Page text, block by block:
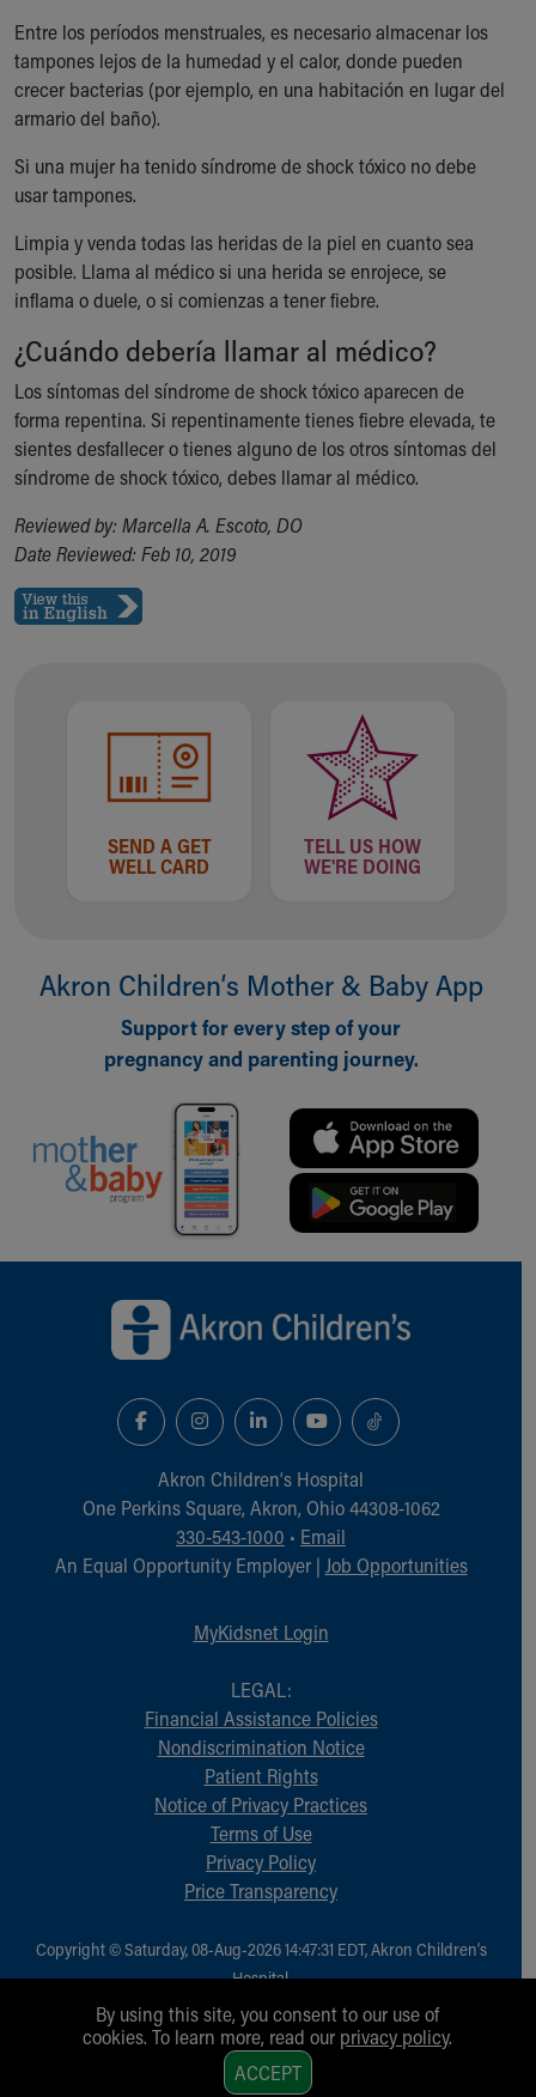
Entre los períodos menstruales, es necesario almacenar los
tampones lejos de la humedad y el calor, donde pueden
crecer bacterias (por ejemplo, en una habitación en lugar del
armario del baño).
Si una mujer ha tenido síndrome de shock tóxico no debe
usar tampones.
Limpia y venda todas las heridas de la piel en cuanto sea
posible. Llama al médico si una herida se enrojece, se
inflama o duele, o si comienzas a tener fiebre.
¿Cuándo debería llamar al médico?
Los síntomas del síndrome de shock tóxico aparecen de
forma repentina. Si repentinamente tienes fiebre elevada, te
sientes desfallecer o tienes alguno de los otros síntomas del
síndrome de shock tóxico, debes llamar al médico.
Reviewed by: Marcella A. Escoto, DO
Date Reviewed: Feb 10, 2019
SEND A GET
WELL CARD
TELL US HOW
WE'RE DOING
Akron Children‘s Mother & Baby App
Support for every step of your
pregnancy and parenting journey.
Akron Children‘s Hospital
One Perkins Square, Akron, Ohio 44308-1062
330-543-1000 • Email
An Equal Opportunity Employer | Job Opportunities
MyKidsnet Login
LEGAL:
Financial Assistance Policies
Nondiscrimination Notice
Patient Rights
Notice of Privacy Practices
Terms of Use
Privacy Policy
Price Transparency
Copyright © Saturday, 08-Aug-2026 14:47:31 EDT, Akron Children‘s
Hospital.
All Rights Reserved.
By using this site, you consent to our use of
cookies. To learn more, read our privacy policy.
ACCEPT